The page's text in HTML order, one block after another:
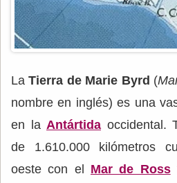
LaTierra de Marie Byrd (
nombre en inglés) es una
en la Antártida occidental.
de 1.610.000 kilómetros
oeste con el Mar de Ross